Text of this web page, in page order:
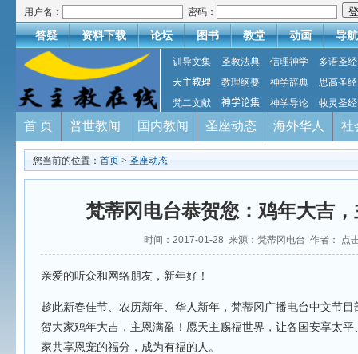
用户名： 密码：
答疑 资料下载 论坛 图书 教堂 动画 导航
训导文集 圣教法典 信理神学
多语圣经
天主教理
教理纲要 神学辞典
思高圣经
梵二文献
神学论集 神学导论 牧灵圣经
首 页 普世教闻 国内教闻 圣座动态 海外华人 社
您当前的位置： 首页 > 圣座动态
梵蒂冈电台恭贺您：鸡年大吉
时间：2017-01-28 来源：梵蒂冈电台 作者： 点
亲爱的听众和网络朋友，新年好！
趁此新春佳节、农历新年、华人新年，梵蒂冈广播电台中文节
贺大家鸡年大吉，主恩满盈！愿天主赐福世界，让各国安享太
家共享恩宠的福分，成为有福的人。